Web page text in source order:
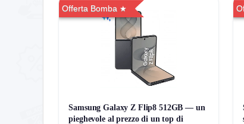
30G 90G
Offerta Bomba
Samsung Galaxy Z Flip8 512GB — un
pieghevole al prezzo di un top di